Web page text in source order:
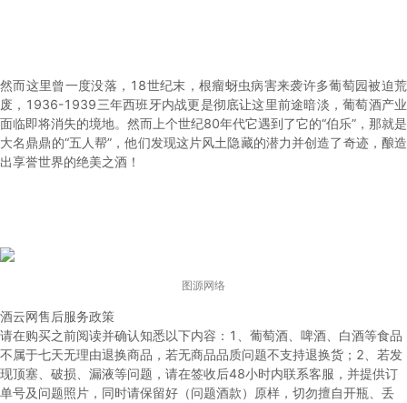
然而这里曾一度没落，18世纪末，根瘤蚜虫病害来袭许多葡萄园被迫荒
废，1936-1939三年西班牙内战更是彻底让这里前途暗淡，葡萄酒产业
面临即将消失的境地。然而上个世纪80年代它遇到了它的“伯乐”，那就是
大名鼎鼎的“五人帮”，他们发现这片风土隐藏的潜力并创造了奇迹，酿造
出享誉世界的绝美之酒！
图源网络
酒云网售后服务政策
请在购买之前阅读并确认知悉以下内容： 1、葡萄酒、啤酒、白酒等食品
不属于七天无理由退换商品，若无商品品质问题不支持退换货； 2、若发
现顶塞、破损、漏液等问题，请在签收后48小时内联系客服，并提供订
单号及问题照片，同时请保留好（问题酒款）原样，切勿擅自开瓶、丢